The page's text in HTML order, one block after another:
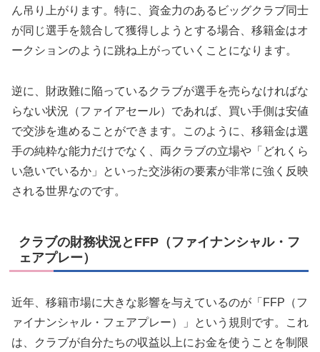
ん吊り上がります。特に、資金力のあるビッグクラブ同士
が同じ選手を競合して獲得しようとする場合、移籍金はオ
ークションのように跳ね上がっていくことになります。
逆に、財政難に陥っているクラブが選手を売らなければな
らない状況（ファイアセール）であれば、買い手側は安値
で交渉を進めることができます。このように、移籍金は選
手の純粋な能力だけでなく、両クラブの立場や「どれくら
い急いでいるか」といった交渉術の要素が非常に強く反映
される世界なのです。
クラブの財務状況とFFP（ファイナンシャル・フ
ェアプレー）
近年、移籍市場に大きな影響を与えているのが「FFP（フ
ァイナンシャル・フェアプレー）」という規則です。これ
は、クラブが自分たちの収益以上にお金を使うことを制限